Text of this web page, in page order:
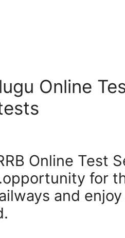
Online
Online Test
for
and